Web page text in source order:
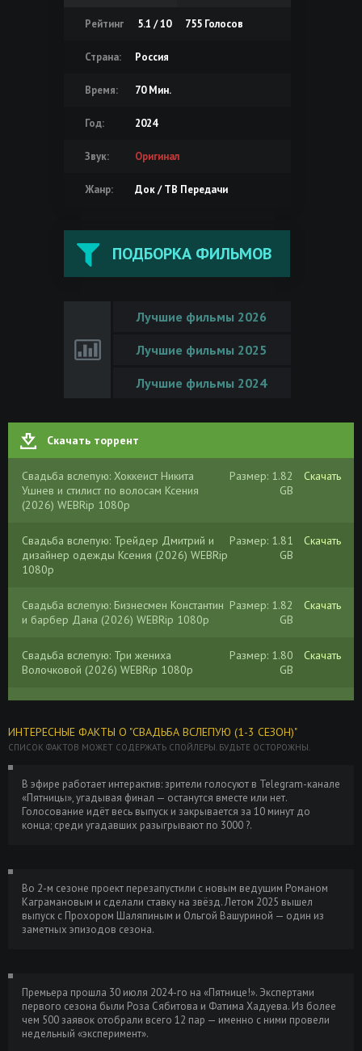
Рейтинг 5.1 / 10 755Голосов
Страна: Россия
Время: 70 Мин.
Год: 2024
Звук: Оригинал
Жанр: Док / ТВ Передачи
ПОДБОРКА ФИЛЬМОВ
Лучшие фильмы 2026
Лучшие фильмы 2025
Лучшие фильмы 2024
Скачать торрент
Свадьба вслепую: Хоккеист Никита
Ушнев и стилист по волосам Ксения
(2026) WEBRip 1080p
Размер: 1.82
GB
Скачать
Свадьба вслепую: Трейдер Дмитрий и
дизайнер одежды Ксения (2026) WEBRip
1080p
Размер: 1.81
GB
Скачать
Свадьба вслепую: Бизнесмен Константин
и барбер Дана (2026) WEBRip 1080p
Размер: 1.82
GB
Скачать
Свадьба вслепую: Три жениха
Волочковой (2026) WEBRip 1080p
Размер: 1.80
GB
Скачать
Свадьба вслепую: Бизнесмен Константин Размер: 1.81
Скачать
ИНТЕРЕСНЫЕ ФАКТЫ О "СВАДЬБА ВСЛЕПУЮ (1-3 СЕЗОН)"
СПИСОК ФАКТОВ МОЖЕТ СОДЕРЖАТЬ СПОЙЛЕРЫ. БУДЬТЕ ОСТОРОЖНЫ.
В эфире работает интерактив: зрители голосуют в Telegram-канале
«Пятницы», угадывая финал — останутся вместе или нет.
Голосование идёт весь выпуск и закрывается за 10 минут до
конца; среди угадавших разыгрывают по 3000 ?.
Во 2-м сезоне проект перезапустили с новым ведущим Романом
Каграмановым и сделали ставку на звёзд. Летом 2025 вышел
выпуск с Прохором Шаляпиным и Ольгой Вашуриной — один из
заметных эпизодов сезона.
Премьера прошла 30 июля 2024-го на «Пятнице!». Экспертами
первого сезона были Роза Сябитова и Фатима Хадуева. Из более
чем 500 заявок отобрали всего 12 пар — именно с ними провели
недельный «эксперимент».